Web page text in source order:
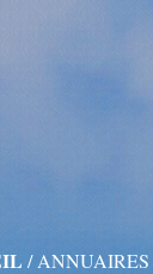
/ANNUAIRES